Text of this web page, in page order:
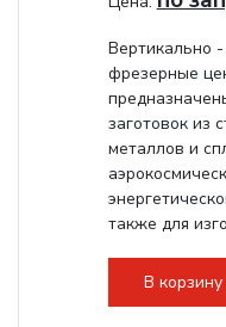
Вертикально
фрезерные
заготовок из
металлов и
также для
В корзину